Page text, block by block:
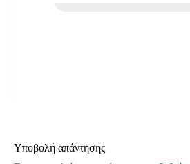
Υποβολή απάντησης